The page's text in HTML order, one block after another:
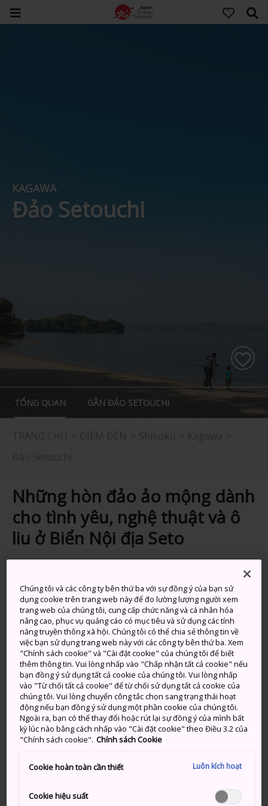
KAGAWA
Đảo Setouchi
TỔNG QUAN GẦN ĐẢO SETOUCHI
Những hòn đảo ảo mộng dành
cho tình yêu, nghệ thuật và ô
liu ở Biển Nội địa Seto
Biển Nội địa Seto. Khí hậu ôn hòa, bãi biển sạch và làn
nước xanh lấp lánh là đặc điểm chung của những hòn
đảo nhỏ này, khiến nơi đây trở nên lý tưởng cho
những chuyến đi thư giãn ngắn tách biệt khỏi các
thành phố lân cận như Okayama,Takamatsu
,
Hiroshima vàKobe
. Những hòn đảo này cũng là địa
điểm tổ chức một trong những lễ hội nghệ thuật nổi
tiếng nhất trong khu vực, nên rất phù hợp đối với
người yêu nghệ thuật.
Đừng bỏ lỡ
Cơ hội chiêm ngưỡng tác phẩm nghệ thuật
Chúng tôi và các công ty bên thứ ba với sự đồng ý của bạn sử
dụng cookie trên trang web này để đo lường lượng người xem
trang web của chúng tôi, cung cấp chức năng và cá nhân hóa
nâng cao, phục vụ quảng cáo có mục tiêu và sử dụng các tính
năng truyền thông xã hội. Chúng tôi có thể chia sẻ thông tin về
việc bạn sử dụng trang web này với các công ty bên thứ ba. Xem
"Chính sách cookie" và "Cài đặt cookie" của chúng tôi để biết
thêm thông tin. Vui lòng nhấp vào "Chấp nhận tất cả cookie" nếu
bạn đồng ý sử dụng tất cả cookie của chúng tôi. Vui lòng nhấp
vào "Từ chối tất cả cookie" để từ chối sử dụng tất cả cookie của
chúng tôi. Vui lòng chuyển công tắc chọn sang trạng thái hoạt
động nếu bạn đồng ý sử dụng một phần cookie của chúng tôi.
Ngoài ra, bạn có thể thay đổi hoặc rút lại sự đồng ý của mình bất
kỳ lúc nào bằng cách nhấp vào "Cài đặt cookie" theo Điều 3.2 của
"Chính sách cookie". Chính sách Cookie
Cookie hoàn toàn cần thiết Luôn kích hoạt
Cookie hiệu suất